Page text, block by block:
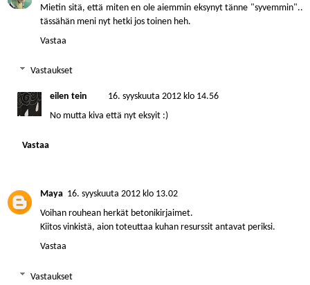
Mietin sitä, että miten en ole aiemmin eksynyt tänne "syvemmin"..
tässähän meni nyt hetki jos toinen heh.
Vastaa
Vastaukset
eilen tein
16. syyskuuta 2012 klo 14.56
No mutta kiva että nyt eksyit :)
Vastaa
Maya 16. syyskuuta 2012 klo 13.02
Voihan rouhean herkät betonikirjaimet.
Kiitos vinkistä, aion toteuttaa kuhan resurssit antavat periksi.
Vastaa
Vastaukset